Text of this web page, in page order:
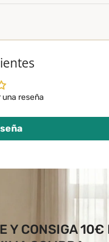
una reseña
Y CONSIGA 10€